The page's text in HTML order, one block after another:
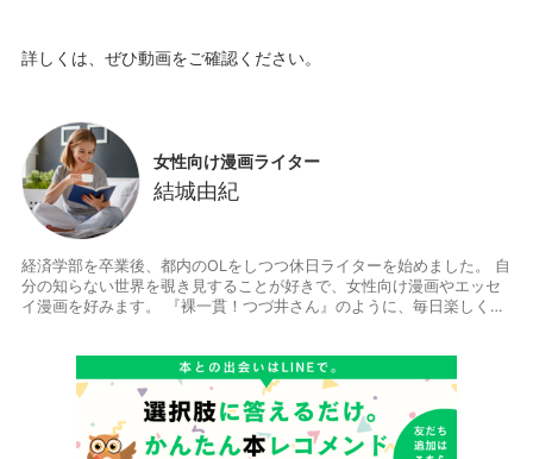
女性向け漫画ライター
結城由紀
経済学部を卒業後、都内のOLをしつつ休日ライターを始めました。 自
分の知らない世界を覗き見することが好きで、女性向け漫画やエッセ
イ漫画を好みます。 『裸一貫！つづ井さん』のように、毎日楽しく生